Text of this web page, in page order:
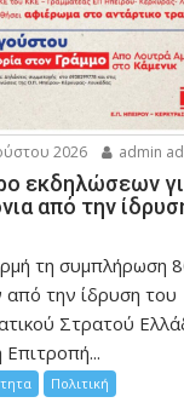
2026 admin
εκδηλώσεων
από την
τη συμπλήρωση
την ίδρυση του
Στρατού
Πολιτική